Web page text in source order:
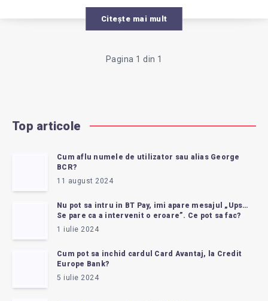
Citește mai mult
Pagina 1 din 1
Top articole
Cum aflu numele de utilizator sau alias George
BCR?
11 august 2024
Nu pot sa intru in BT Pay, imi apare mesajul „Ups…
Se pare ca a intervenit o eroare”. Ce pot sa fac?
1 iulie 2024
Cum pot sa inchid cardul Card Avantaj, la Credit
Europe Bank?
5 iulie 2024